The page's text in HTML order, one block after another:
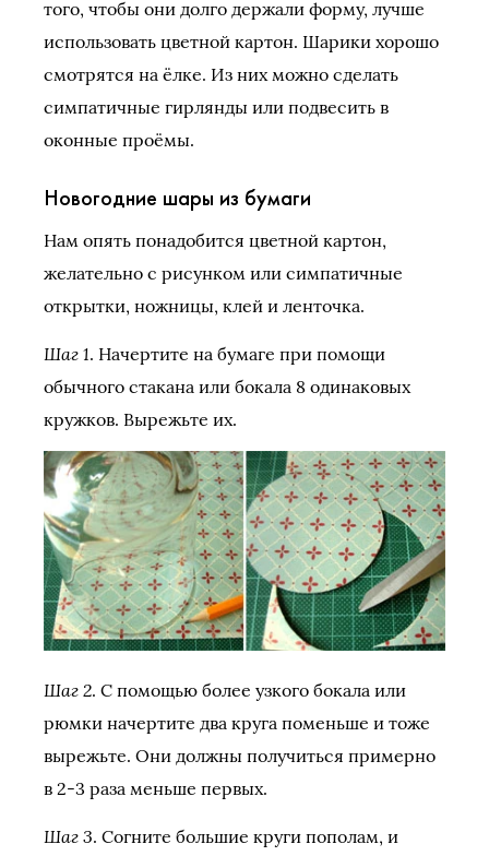
того, чтобы они долго держали форму, лучше
использовать цветной картон. Шарики хорошо
смотрятся на ёлке. Из них можно сделать
симпатичные гирлянды или подвесить в
оконные проёмы.
Новогодние шары из бумаги
Нам опять понадобится цветной картон,
желательно с рисунком или симпатичные
открытки, ножницы, клей и ленточка.
Шаг 1. Начертите на бумаге при помощи
обычного стакана или бокала 8 одинаковых
кружков. Вырежьте их.
Шаг 2. С помощью более узкого бокала или
рюмки начертите два круга поменьше и тоже
вырежьте. Они должны получиться примерно
в 2-3 раза меньше первых.
Шаг 3. Согните большие круги пополам, и